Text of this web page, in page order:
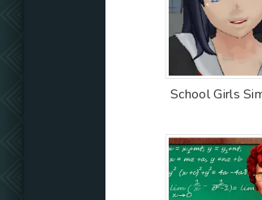
School Girls